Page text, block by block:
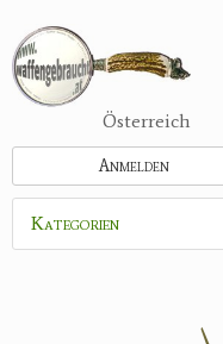
zum
Inhalt
Österreich
Anmelden
Kategorien